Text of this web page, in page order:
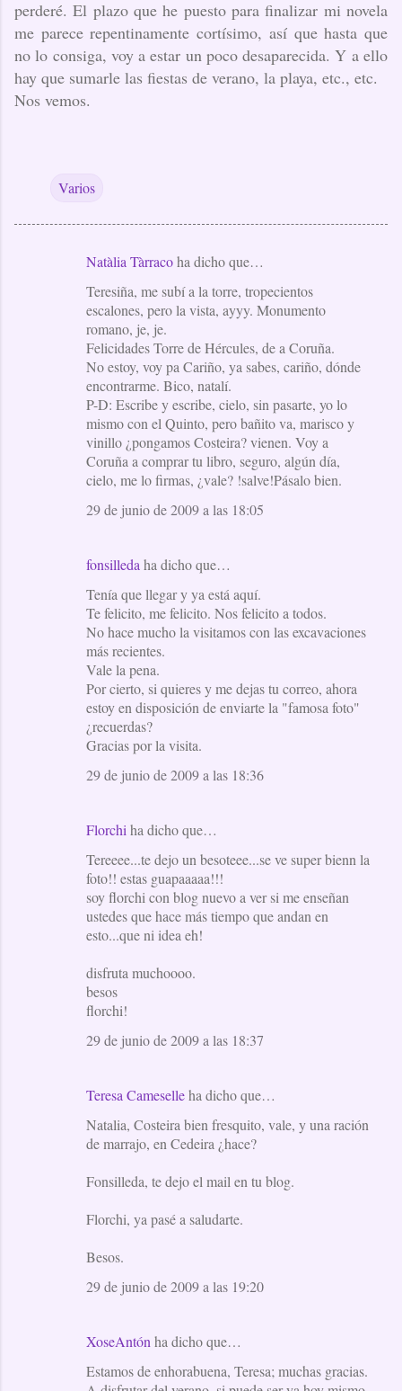
perderé. El plazo que he puesto para finalizar mi novela
me parece repentinamente cortísimo, así que hasta que
no lo consiga, voy a estar un poco desaparecida. Y a ello
hay que sumarle las fiestas de verano, la playa, etc., etc.
Nos vemos.
Varios
Natàlia Tàrracoha dicho que…
Teresiña, me subí a la torre, tropecientos
escalones, pero la vista, ayyy. Monumento
romano, je, je.
Felicidades Torre de Hércules, de a Coruña.
No estoy, voy pa Cariño, ya sabes, cariño, dónde
encontrarme. Bico, natalí.
P-D: Escribe y escribe, cielo, sin pasarte, yo lo
mismo con el Quinto, pero bañito va, marisco y
vinillo ¿pongamos Costeira? vienen. Voy a
Coruña a comprar tu libro, seguro, algún día,
cielo, me lo firmas, ¿vale? !salve!Pásalo bien.
29 de junio de 2009 a las 18:05
fonsilleda ha dicho que…
Tenía que llegar y ya está aquí.
Te felicito, me felicito. Nos felicito a todos.
No hace mucho la visitamos con las excavaciones
más recientes.
Vale la pena.
Por cierto, si quieres y me dejas tu correo, ahora
estoy en disposición de enviarte la "famosa foto"
¿recuerdas?
Gracias por la visita.
29 de junio de 2009 a las 18:36
Florchi ha dicho que…
Tereeee...te dejo un besoteee...se ve super bienn la
foto!! estas guapaaaaa!!!
soy florchi con blog nuevo a ver si me enseñan
ustedes que hace más tiempo que andan en
esto...que ni idea eh!
disfruta muchoooo.
besos
florchi!
29 de junio de 2009 a las 18:37
Teresa Cameselleha dicho que…
Natalia, Costeira bien fresquito, vale, y una ración
de marrajo, en Cedeira ¿hace?
Fonsilleda, te dejo el mail en tu blog.
Florchi, ya pasé a saludarte.
Besos.
29 de junio de 2009 a las 19:20
XoseAntón ha dicho que…
Estamos de enhorabuena, Teresa; muchas gracias.